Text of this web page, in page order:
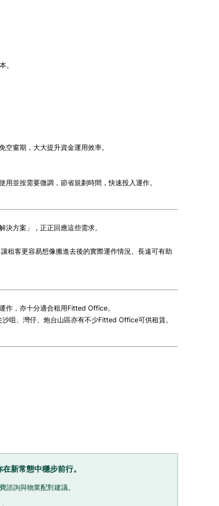
。
窗期，大大提升資金運用效率。
並按需要微調，節省規劃時間，快速投入運作。
方案」，正正回應這些需求。
租客更容易想像搬進去後的實際運作情況。長遠可有助
作，亦十分適合租用Fitted Office。
咀、灣仔、炮台山區亦有不少Fitted Office可供租賃。
新常態中穩步前行。
諮詢與物業配對建議。